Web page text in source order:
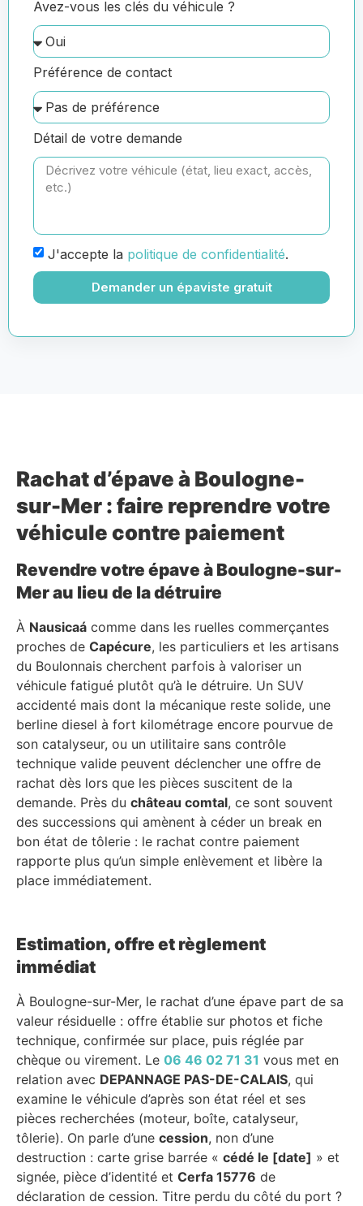
Avez-vous les clés du véhicule ?
Préférence de contact
Détail de votre demande
J'accepte la politique de confidentialité.
Demander un épaviste gratuit
Rachat d’épave à Boulogne-
sur-Mer : faire reprendre votre
véhicule contre paiement
Revendre votre épave à Boulogne-sur-
Mer au lieu de la détruire
À Nausicaá comme dans les ruelles commerçantes
proches de Capécure, les particuliers et les artisans
du Boulonnais cherchent parfois à valoriser un
véhicule fatigué plutôt qu’à le détruire. Un SUV
accidenté mais dont la mécanique reste solide, une
berline diesel à fort kilométrage encore pourvue de
son catalyseur, ou un utilitaire sans contrôle
technique valide peuvent déclencher une offre de
rachat dès lors que les pièces suscitent de la
demande. Près du château comtal, ce sont souvent
des successions qui amènent à céder un break en
bon état de tôlerie : le rachat contre paiement
rapporte plus qu’un simple enlèvement et libère la
place immédiatement.
Estimation, offre et règlement
immédiat
À Boulogne-sur-Mer, le rachat d’une épave part de sa
valeur résiduelle : offre établie sur photos et fiche
technique, confirmée sur place, puis réglée par
chèque ou virement. Le 06 46 02 71 31 vous met en
relation avec DEPANNAGE PAS-DE-CALAIS, qui
examine le véhicule d’après son état réel et ses
pièces recherchées (moteur, boîte, catalyseur,
tôlerie). On parle d’une cession, non d’une
destruction : carte grise barrée « cédé le [date] » et
signée, pièce d’identité et Cerfa 15776 de
déclaration de cession. Titre perdu du côté du port ?